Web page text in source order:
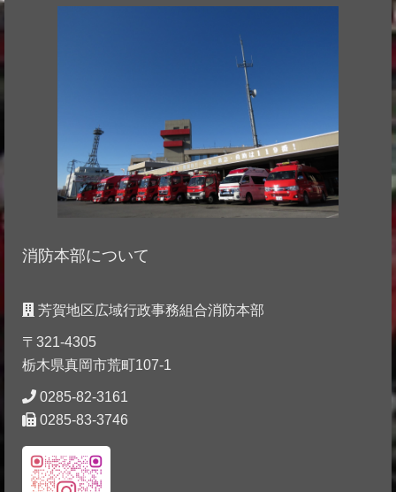
消防本部について
芳賀地区広域行政事務組合消防本部
〒321-4305
栃木県真岡市荒町107-1
0285-82-3161
0285-83-3746